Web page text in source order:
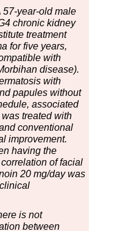
57-year-old male
chronic kidney
treatment
for five years,
with
disease).
with
papules without
associated
treated with
conventional
improvement.
having the
of facial
20 mg/day was
is not
between